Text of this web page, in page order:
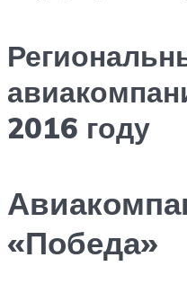
2016 году
«Победа»